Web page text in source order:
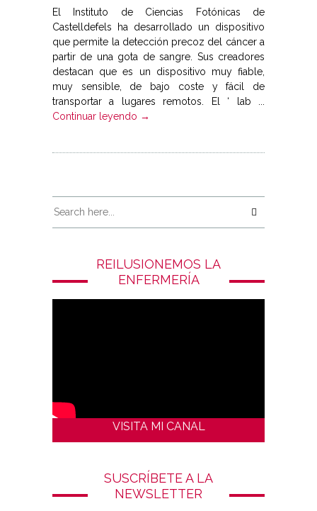
El Instituto de Ciencias Fotónicas de
Castelldefels ha desarrollado un dispositivo
que permite la detección precoz del cáncer a
partir de una gota de sangre. Sus creadores
destacan que es un dispositivo muy fiable,
muy sensible, de bajo coste y fácil de
transportar a lugares remotos. El ‘ lab ...
Continuar leyendo →
REILUSIONEMOS LA
ENFERMERÍA
VISITA MI CANAL
SUSCRÍBETE A LA
NEWSLETTER